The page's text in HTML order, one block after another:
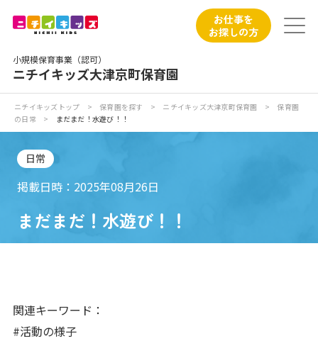
小規模保育事業（認可）
ニチイキッズ大津京町保育園
お仕事を
お探しの方
ニチイが大切にしていること
お食事
入園の概要
写真販売サービス
ニチイキッズトップ > 保育園を探す > ニチイキッズ大津京町保育園 >
保育園
の日常
> まだまだ！水遊び！！
日常
掲載日時：2025年08月26日
まだまだ！水遊び！！
関連キーワード：
#活動の様子